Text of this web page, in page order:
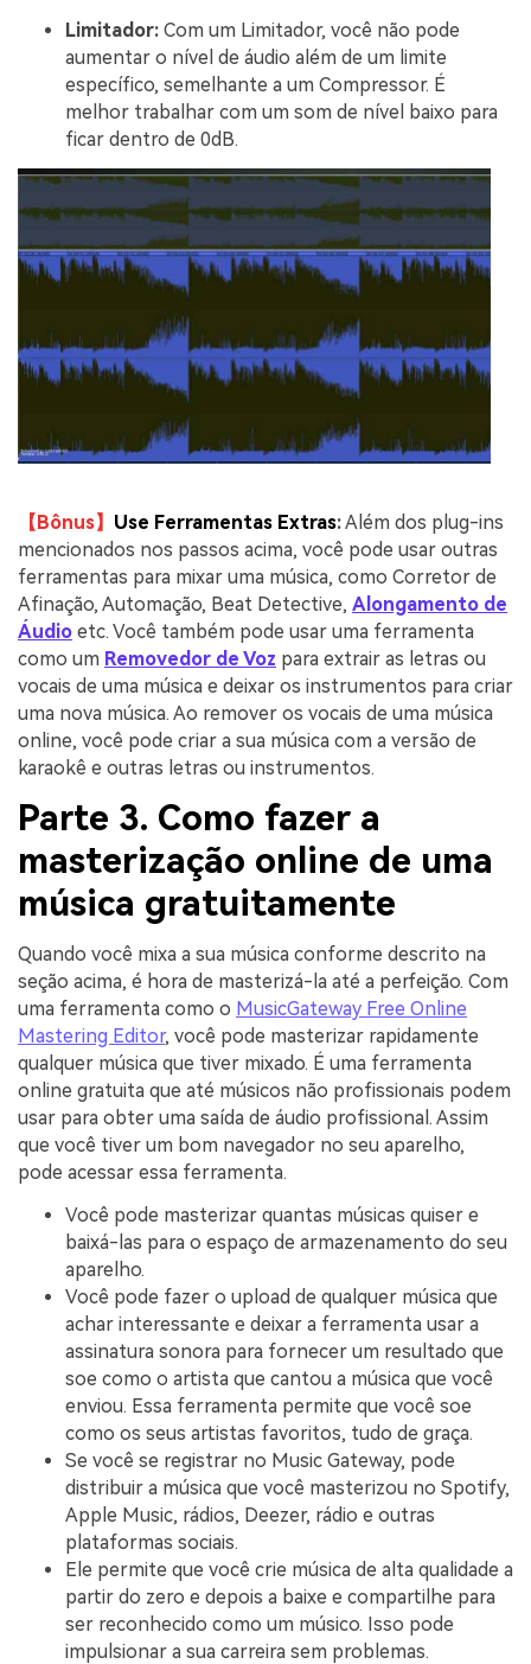
Limitador: Com um Limitador, você não pode
aumentar o nível de áudio além de um limite
específico, semelhante a um Compressor. É
melhor trabalhar com um som de nível baixo para
ficar dentro de 0dB.
【Bônus】 Use Ferramentas Extras:Além dos plug-ins
mencionados nos passos acima, você pode usar outras
ferramentas para mixar uma música, como Corretor de
Afinação, Automação, Beat Detective, Alongamento de
Áudio etc. Você também pode usar uma ferramenta
como um Removedor de Voz para extrair as letras ou
vocais de uma música e deixar os instrumentos para criar
uma nova música. Ao remover os vocais de uma música
online, você pode criar a sua música com a versão de
karaokê e outras letras ou instrumentos.
Parte 3. Como fazer a
masterização online de uma
música gratuitamente
Quando você mixa a sua música conforme descrito na
seção acima, é hora de masterizá-la até a perfeição. Com
uma ferramenta como o MusicGateway Free Online
Mastering Editor, você pode masterizar rapidamente
qualquer música que tiver mixado. É uma ferramenta
online gratuita que até músicos não profissionais podem
usar para obter uma saída de áudio profissional. Assim
que você tiver um bom navegador no seu aparelho,
pode acessar essa ferramenta.
Você pode masterizar quantas músicas quiser e
baixá-las para o espaço de armazenamento do seu
aparelho.
Você pode fazer o upload de qualquer música que
achar interessante e deixar a ferramenta usar a
assinatura sonora para fornecer um resultado que
soe como o artista que cantou a música que você
enviou. Essa ferramenta permite que você soe
como os seus artistas favoritos, tudo de graça.
Se você se registrar no Music Gateway, pode
distribuir a música que você masterizou no Spotify,
Apple Music, rádios, Deezer, rádio e outras
plataformas sociais.
Ele permite que você crie música de alta qualidade a
partir do zero e depois a baixe e compartilhe para
ser reconhecido como um músico. Isso pode
impulsionar a sua carreira sem problemas.